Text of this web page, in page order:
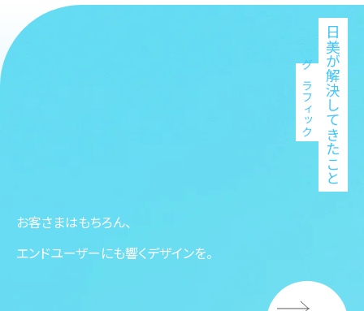
日美が解決してきたこと
グラフィック
お客さまはもちろん、
エンドユーザーにも響くデザインを。